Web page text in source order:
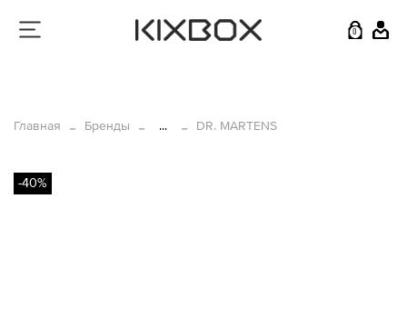
0
Главная Бренды ... DR. MARTENS
-40%